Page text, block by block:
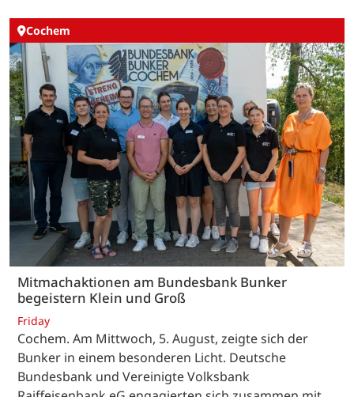
Cochem
Mitmachaktionen am Bundesbank Bunker
begeistern Klein und Groß
Friday
Cochem. Am Mittwoch, 5. August, zeigte sich der
Bunker in einem besonderen Licht. Deutsche
Bundesbank und Vereinigte Volksbank